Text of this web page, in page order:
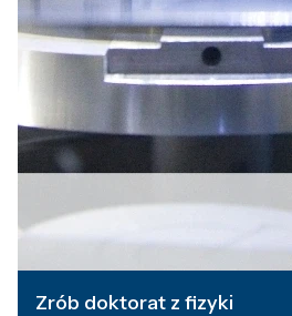
Zrób doktorat z fizyki